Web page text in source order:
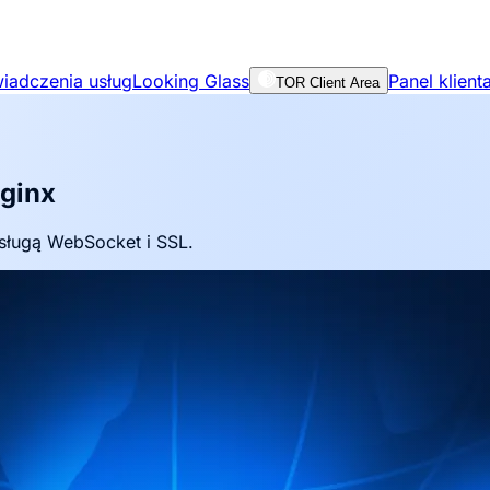
usługLooking Glass TOR Client Area Panel
WebSocket i SSL.